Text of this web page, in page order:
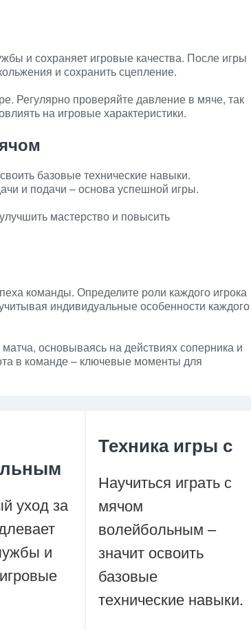
и сохраняет игровые качества. После игры
и сохранить сцепление.
Регулярно проверяйте давление в мяче, так
на игровые характеристики.
базовые технические навыки.
и подачи – основа успешной игры.
мастерство и повысить
команды. Определите роли каждого игрока
индивидуальные особенности каждого
основываясь на действиях соперника и
в команде – ключевые моменты для
уход за
и
Техника игры с
Научиться играть с
мячом
волейбольным –
значит освоить
базовые
технические навыки.